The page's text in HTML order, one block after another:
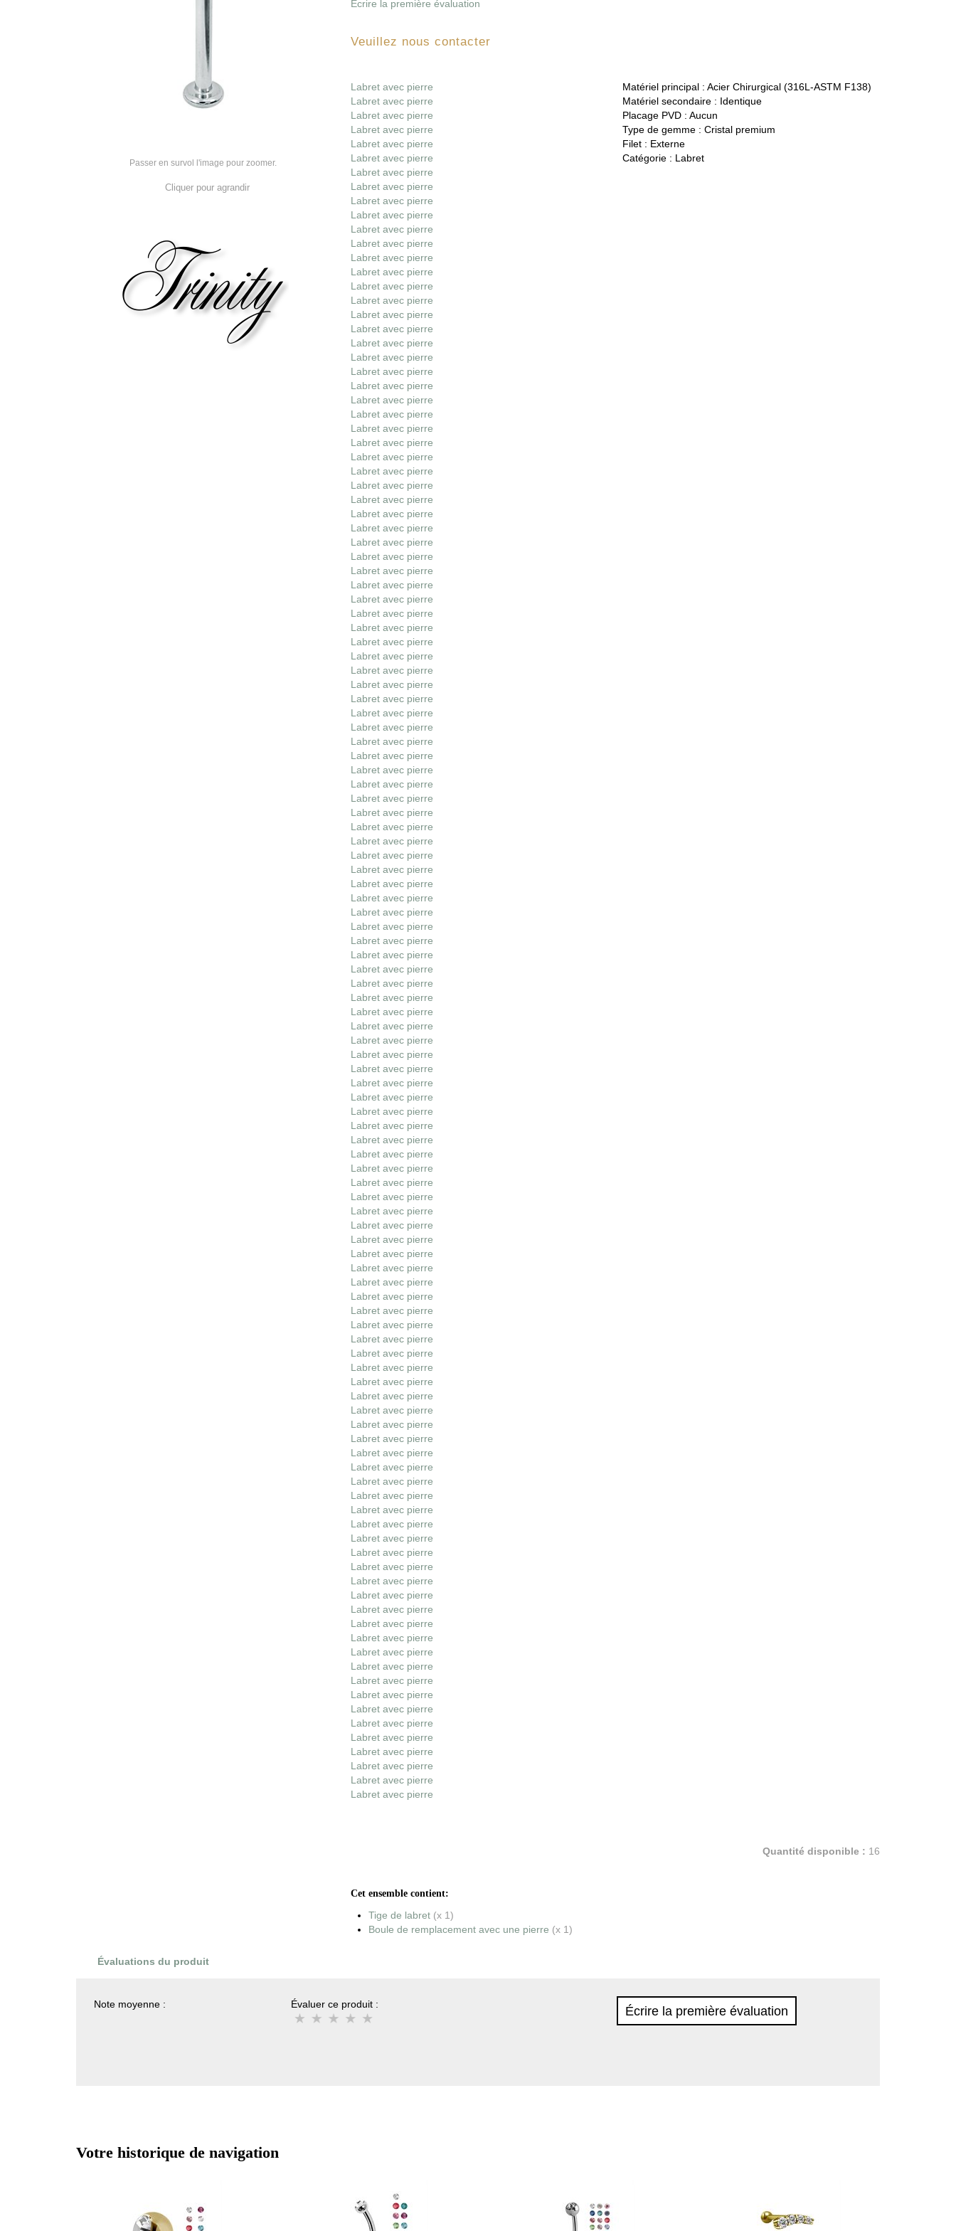
Passer en survol l'image pour zoomer.
Cliquer pour agrandir
Écrire la première évaluation
Veuillez nous contacter
Labret avec pierre
Labret avec pierre
Labret avec pierre
Labret avec pierre
Labret avec pierre
Labret avec pierre
Labret avec pierre
Labret avec pierre
Labret avec pierre
Labret avec pierre
Labret avec pierre
Labret avec pierre
Labret avec pierre
Labret avec pierre
Labret avec pierre
Labret avec pierre
Labret avec pierre
Labret avec pierre
Labret avec pierre
Labret avec pierre
Labret avec pierre
Labret avec pierre
Labret avec pierre
Labret avec pierre
Labret avec pierre
Labret avec pierre
Labret avec pierre
Labret avec pierre
Labret avec pierre
Labret avec pierre
Labret avec pierre
Labret avec pierre
Labret avec pierre
Labret avec pierre
Labret avec pierre
Labret avec pierre
Labret avec pierre
Labret avec pierre
Labret avec pierre
Labret avec pierre
Labret avec pierre
Labret avec pierre
Labret avec pierre
Labret avec pierre
Labret avec pierre
Labret avec pierre
Labret avec pierre
Labret avec pierre
Labret avec pierre
Labret avec pierre
Labret avec pierre
Labret avec pierre
Labret avec pierre
Labret avec pierre
Labret avec pierre
Labret avec pierre
Labret avec pierre
Labret avec pierre
Labret avec pierre
Labret avec pierre
Labret avec pierre
Labret avec pierre
Labret avec pierre
Labret avec pierre
Labret avec pierre
Labret avec pierre
Labret avec pierre
Labret avec pierre
Labret avec pierre
Labret avec pierre
Labret avec pierre
Labret avec pierre
Labret avec pierre
Labret avec pierre
Labret avec pierre
Labret avec pierre
Labret avec pierre
Labret avec pierre
Labret avec pierre
Labret avec pierre
Labret avec pierre
Labret avec pierre
Labret avec pierre
Labret avec pierre
Labret avec pierre
Labret avec pierre
Labret avec pierre
Labret avec pierre
Labret avec pierre
Labret avec pierre
Labret avec pierre
Labret avec pierre
Labret avec pierre
Labret avec pierre
Labret avec pierre
Labret avec pierre
Labret avec pierre
Labret avec pierre
Labret avec pierre
Labret avec pierre
Labret avec pierre
Labret avec pierre
Labret avec pierre
Labret avec pierre
Labret avec pierre
Labret avec pierre
Labret avec pierre
Labret avec pierre
Labret avec pierre
Labret avec pierre
Labret avec pierre
Labret avec pierre
Labret avec pierre
Labret avec pierre
Labret avec pierre
Labret avec pierre
Labret avec pierre
Labret avec pierre
Labret avec pierre
Labret avec pierre
Labret avec pierre
Matériel principal : Acier Chirurgical (316L-ASTM F138)
Matériel secondaire : Identique
Placage PVD : Aucun
Type de gemme : Cristal premium
Filet : Externe
Catégorie : Labret
Quantité disponible : 16
Cet ensemble contient:
Tige de labret (x 1)
Boule de remplacement avec une pierre (x 1)
Évaluations du produit
Note moyenne : Évaluer ce produit : Écrire la première évaluation
Votre historique de navigation